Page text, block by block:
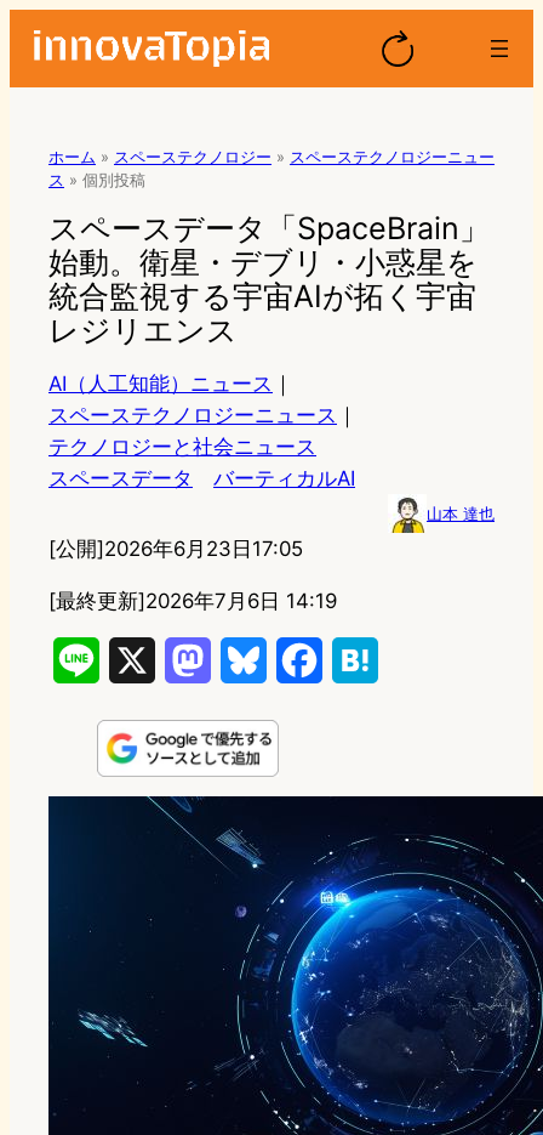
ホーム » スペーステクノロジー » スペーステクノロジーニュー
ス » 個別投稿
スペースデータ「SpaceBrain」
始動。衛星・デブリ・小惑星を
統合監視する宇宙AIが拓く宇宙
レジリエンス
AI（人工知能）ニュース ｜
スペーステクノロジーニュース ｜
テクノロジーと社会ニュース
スペースデータ
バーティカルAI
山本 達也
[公開]2026年6月23日17:05
[最終更新]2026年7月6日 14:19
n
e
s
t
o
u
e
k
y
e
b
o
o
k
e
a